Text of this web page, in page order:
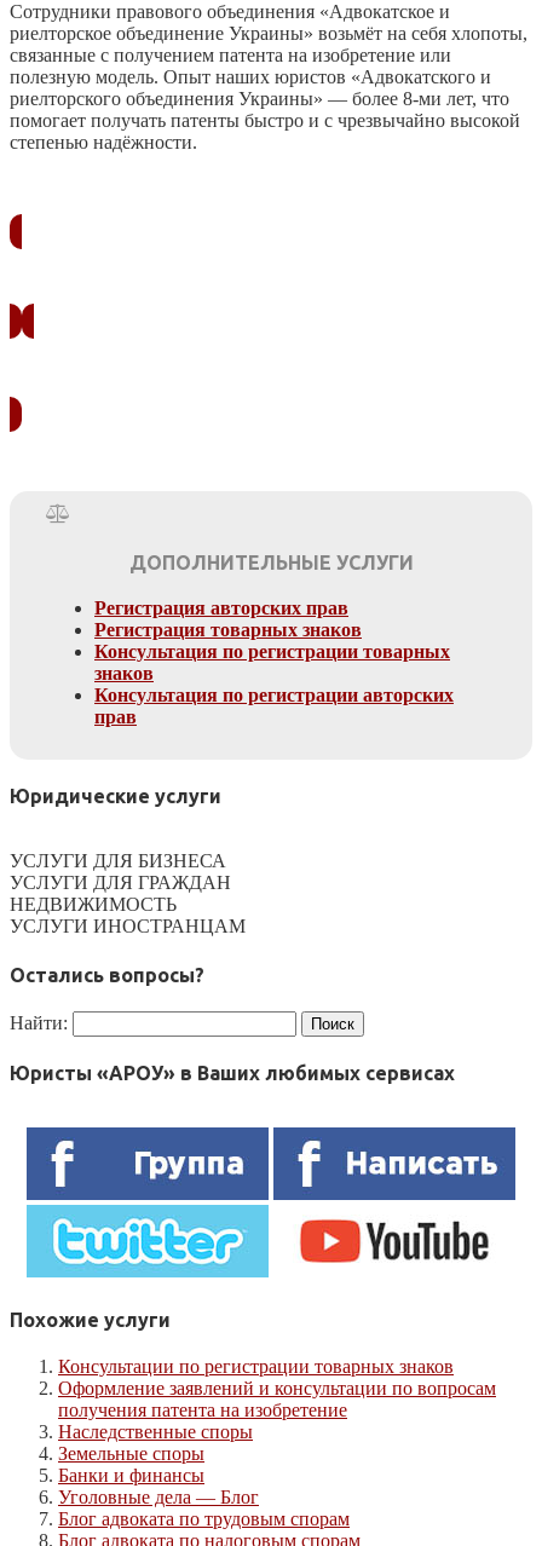
Сотрудники правового объединения «Адвокатское и
риелторское объединение Украины» возьмёт на себя хлопоты,
связанные с получением патента на изобретение или
полезную модель. Опыт наших юристов «Адвокатского и
риелторского объединения Украины» — более 8-ми лет, что
помогает получать патенты быстро и с чрезвычайно высокой
степенью надёжности.
ДОПОЛНИТЕЛЬНЫЕ УСЛУГИ
Регистрация авторских прав
Регистрация товарных знаков
Консультация по регистрации товарных
знаков
Консультация по регистрации авторских
прав
Юридические услуги
УСЛУГИ ДЛЯ БИЗНЕСА
УСЛУГИ ДЛЯ ГРАЖДАН
НЕДВИЖИМОСТЬ
УСЛУГИ ИНОСТРАНЦАМ
Остались вопросы?
Найти:
Юристы «АРОУ» в Ваших любимых сервисах
Похожие услуги
Консультации по регистрации товарных знаков
Оформление заявлений и консультации по вопросам
получения патента на изобретение
Наследственные споры
Земельные споры
Банки и финансы
Уголовные дела — Блог
Блог адвоката по трудовым спорам
Блог адвоката по налоговым спорам